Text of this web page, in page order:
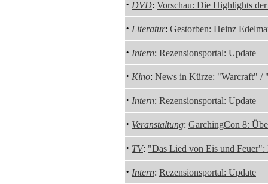
· DVD: Vorschau: Die Highlights
· Literatur: Gestorben: Heinz
· Intern: Rezensionsportal: Update
· Kino: News in Kürze: "Warcraft" /
· Intern: Rezensionsportal: Update
· Veranstaltung: GarchingCon 8:
· TV: "Das Lied von Eis und Feuer":
· Intern: Rezensionsportal: Update